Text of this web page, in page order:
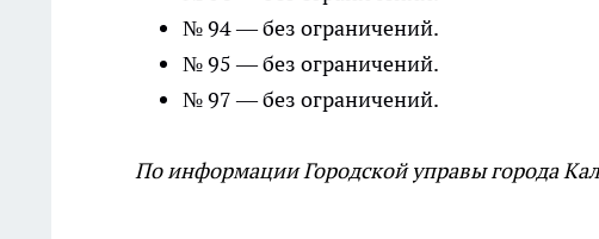
№ 94 — без ограничений.
№ 95 — без ограничений.
№ 97 — без ограничений.
По информации Городской управы города